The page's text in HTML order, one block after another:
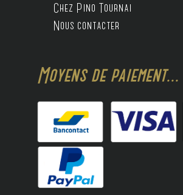
Chez Pino Tournai
Nous contacter
Moyens de paiement...